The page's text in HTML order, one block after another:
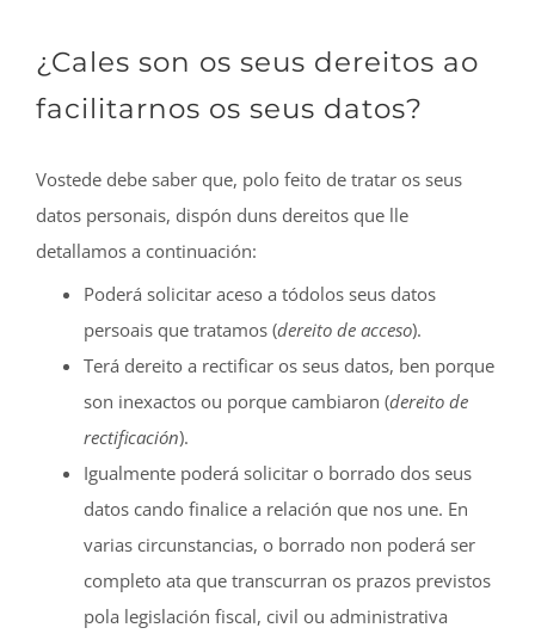
¿Cales son os seus dereitos ao
facilitarnos os seus datos?
Vostede debe saber que, polo feito de tratar os seus
datos personais, dispón duns dereitos que lle
detallamos a continuación:
Poderá solicitar aceso a tódolos seus datos
persoais que tratamos (dereito de acceso).
Terá dereito a rectificar os seus datos, ben porque
son inexactos ou porque cambiaron (dereito de
rectificación).
Igualmente poderá solicitar o borrado dos seus
datos cando finalice a relación que nos une. En
varias circunstancias, o borrado non poderá ser
completo ata que transcurran os prazos previstos
pola legislación fiscal, civil ou administrativa